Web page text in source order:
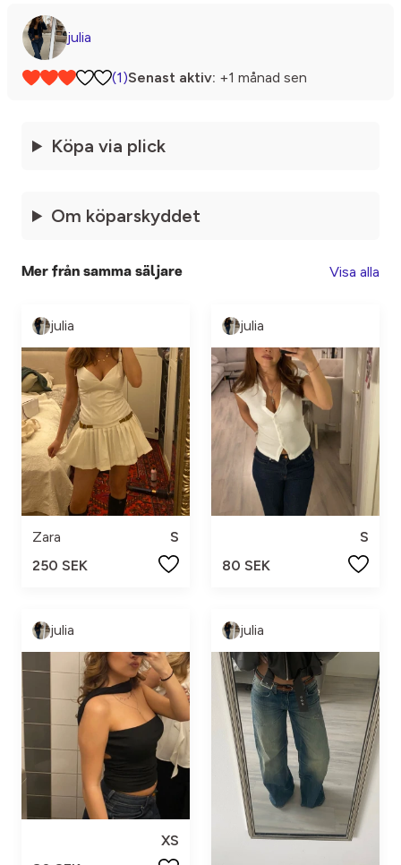
julia
(1)Senast aktiv: +1 månad sen
Köpa via plick
Om köparskyddet
Mer från samma säljare Visa alla
julia
Zara
S
250 SEK
julia
S
80 SEK
julia
XS
julia